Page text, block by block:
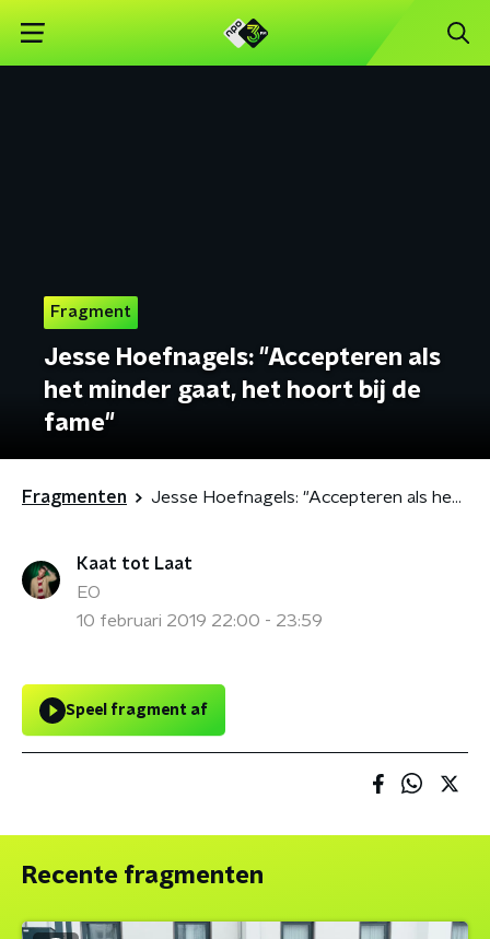
Fragment
Jesse Hoefnagels: "Accepteren als
het minder gaat, het hoort bij de
fame"
Fragmenten Jesse Hoefnagels: "Accepteren als het minder gaat, het hoort bij de fame"
Kaat tot Laat
EO
10 februari 2019 22:00 - 23:59
Speel fragment af
Recente fragmenten